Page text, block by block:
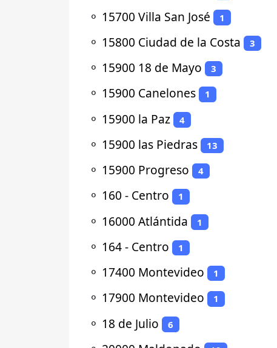
⚬ 15700 Villa San José 1
⚬ 15800 Ciudad de la Costa 3
⚬ 15900 18 de Mayo 3
⚬ 15900 Canelones 1
⚬ 15900 la Paz 4
⚬ 15900 las Piedras 13
⚬ 15900 Progreso 4
⚬ 160 - Centro 1
⚬ 16000 Atlántida 1
⚬ 164 - Centro 1
⚬ 17400 Montevideo 1
⚬ 17900 Montevideo 1
⚬ 18 de Julio 6